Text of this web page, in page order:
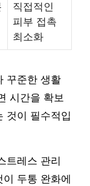
직접적인
피부 접촉
최소화
꾸준한 생활
시간을 확보
것이 필수적입
트레스 관리
두통 완화에